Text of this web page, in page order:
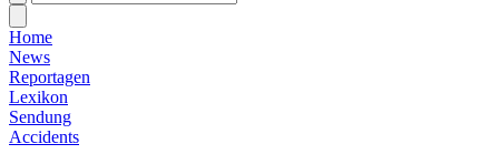
Home
News
Reportagen
Lexikon
Sendung
Accidents